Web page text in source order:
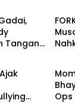
Tangan,
TNI